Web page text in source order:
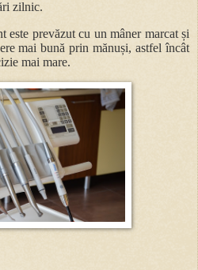
zilnic.
este prevăzut cu un mâner marcat și
mai bună prin mănuși, astfel încât
mai mare.